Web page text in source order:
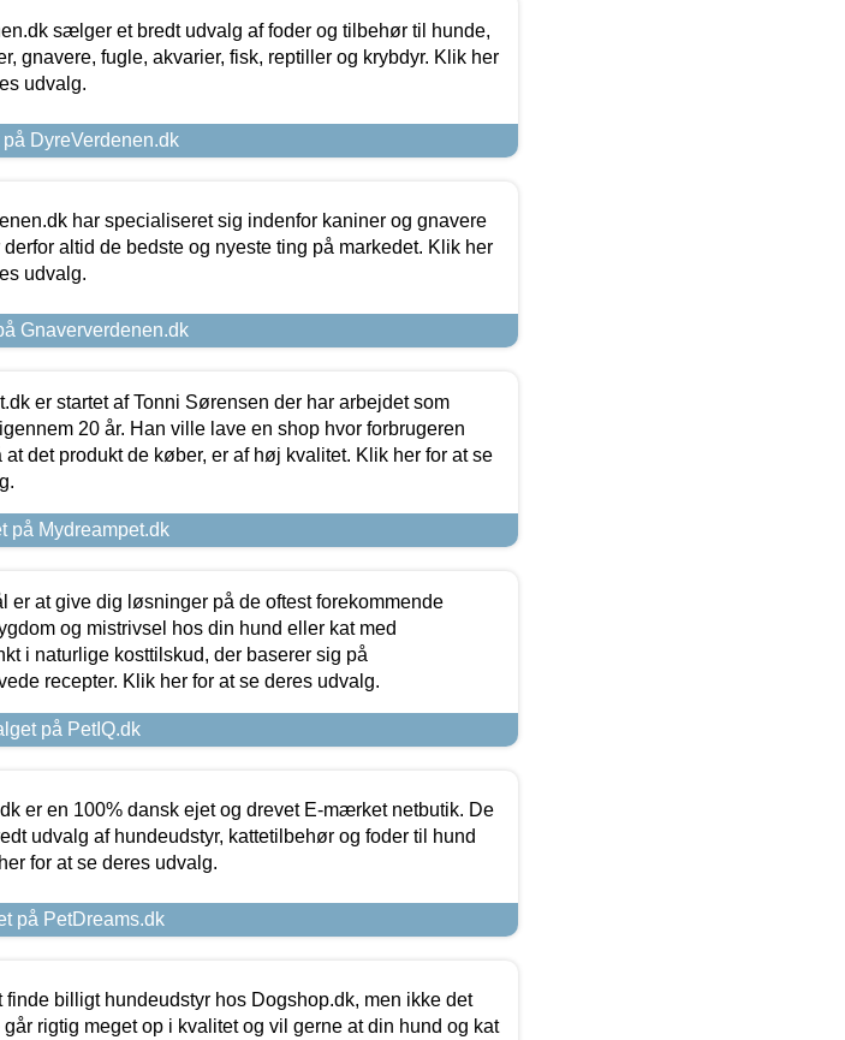
sælger et bredt udvalg af foder og tilbehør til hunde,
gnavere, fugle, akvarier, fisk, reptiller og krybdyr. Klik her
udvalg.
DyreVerdenen.dk
har specialiseret sig indenfor kaniner og gnavere
altid de bedste og nyeste ting på markedet. Klik her
udvalg.
Gnaververdenen.dk
er startet af Tonni Sørensen der har arbejdet som
20 år. Han ville lave en shop hvor forbrugeren
at det produkt de køber, er af høj kvalitet. Klik her for at se
på Mydreampet.dk
er at give dig løsninger på de oftest forekommende
og mistrivsel hos din hund eller kat med
i naturlige kosttilskud, der baserer sig på
recepter. Klik her for at se deres udvalg.
på PetIQ.dk
er en 100% dansk ejet og drevet E-mærket netbutik. De
udvalg af hundeudstyr, kattetilbehør og foder til hund
for at se deres udvalg.
på PetDreams.dk
finde billigt hundeudstyr hos Dogshop.dk, men ikke det
rigtig meget op i kvalitet og vil gerne at din hund og kat